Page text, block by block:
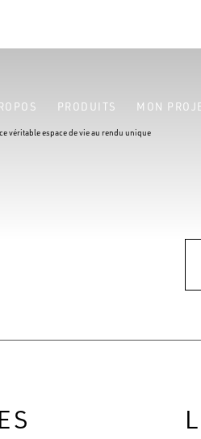
PRODUITS MON
véritable espace de vie au rendu unique